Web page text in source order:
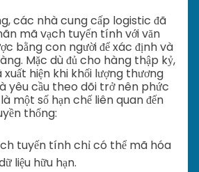
các nhà cung cấp logistic đã
mã vạch tuyến tính với văn
bằng con người để xác định và
Mặc dù đủ cho hàng thập kỷ,
xuất hiện khi khối lượng thương
yêu cầu theo dõi trở nên phức
một số hạn chế liên quan đến
thống:
tuyến tính chỉ có thể mã hóa
liệu hữu hạn.